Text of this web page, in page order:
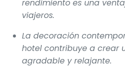
rendimiento es una
viajeros.
La decoración
hotel contribuye a crear
agradable y relajante.